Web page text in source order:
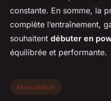
constante. En somme, la
complète l’entraînement,
souhaitent débuter en
équilibrée et performante.
Musculation